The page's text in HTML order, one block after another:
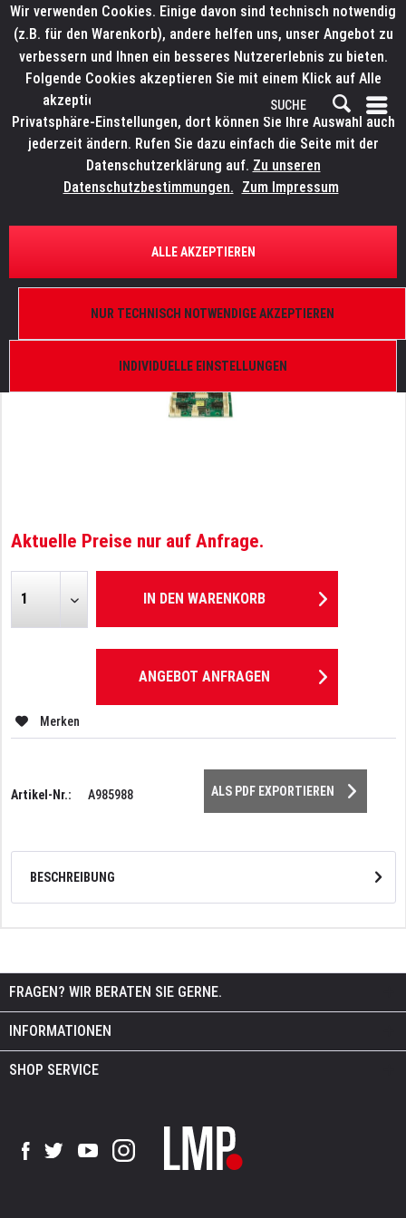
ÜBERSICHT ERSATZTEILE
Aktuelle Preise nur auf Anfrage.
IN DEN WARENKORB
ANGEBOT ANFRAGEN
Merken
Artikel-Nr.: A985988 ALS PDF EXPORTIEREN
BESCHREIBUNG
FRAGEN? WIR BERATEN SIE GERNE.
INFORMATIONEN
SHOP SERVICE
Wir verwenden Cookies. Einige davon sind technisch notwendig
(z.B. für den Warenkorb), andere helfen uns, unser Angebot zu
verbessern und Ihnen ein besseres Nutzererlebnis zu bieten.
Folgende Cookies akzeptieren Sie mit einem Klick auf Alle
akzeptieren. Weitere Informationen finden Sie in den
Privatsphäre-Einstellungen, dort können Sie Ihre Auswahl auch
jederzeit ändern. Rufen Sie dazu einfach die Seite mit der
Datenschutzerklärung auf. Zu unseren
Datenschutzbestimmungen. Zum Impressum
INDIVIDUELLE EINSTELLUNGEN
NUR TECHNISCH NOTWENDIGE AKZEPTIEREN
ALLE AKZEPTIEREN